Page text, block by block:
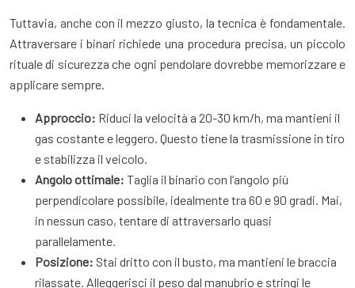
Tuttavia, anche con il mezzo giusto, la tecnica è fondamentale.
Attraversare i binari richiede una procedura precisa, un piccolo
rituale di sicurezza che ogni pendolare dovrebbe memorizzare e
applicare sempre.
Approccio: Riduci la velocità a 20-30 km/h, ma mantieni il
gas costante e leggero. Questo tiene la trasmissione in tiro
e stabilizza il veicolo.
Angolo ottimale: Taglia il binario con l’angolo più
perpendicolare possibile, idealmente tra 60 e 90 gradi. Mai,
in nessun caso, tentare di attraversarlo quasi
parallelamente.
Posizione: Stai dritto con il busto, ma mantieni le braccia
rilassate. Alleggerisci il peso dal manubrio e stringi le